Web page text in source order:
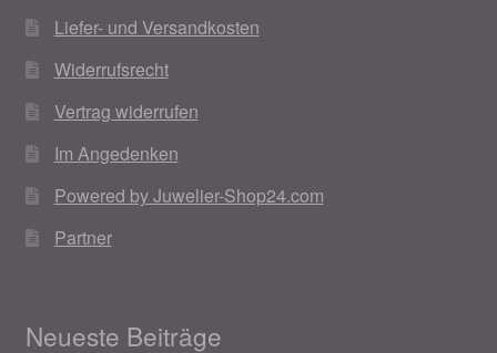
Liefer- und Versandkosten
Widerrufsrecht
Vertrag widerrufen
Im Angedenken
Powered by Juwelier-Shop24.com
Partner
Neueste Beiträge